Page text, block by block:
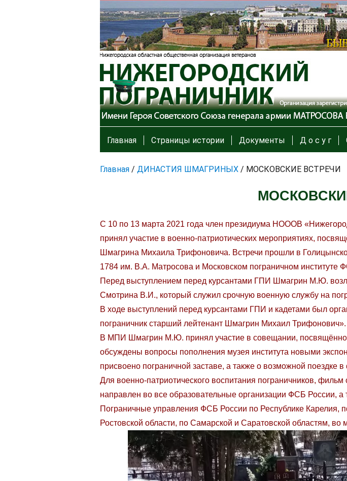
Главная Страницы истории Документы Д о с у г
Главная / ДИНАСТИЯ ШМАГРИНЫХ / МОСКОВСКИЕ ВСТРЕЧИ
С 10 по 13 марта 2021 года член президиума НОООВ
принял участие в военно-патриотических мероприятиях,
Шмагрина Михаила Трифоновича. Встречи прошли в
1784 им. В.А. Матросова и Московском пограничном институте
Перед выступлением перед курсантами ГПИ Шмагрин М.Ю.
Смотрина В.И., который служил срочную военную службу на
В ходе выступлений перед курсантами ГПИ и кадетами был
пограничник старший лейтенант Шмагрин Михаил Трифонович».
В МПИ Шмагрин М.Ю. принял участие в совещании,
обсуждены вопросы пополнения музея института новыми
присвоено пограничной заставе, а также о возможной поездке
Для военно-патриотического воспитания пограничников,
направлен во все образовательные организации ФСБ России,
Пограничные управления ФСБ России по Республике Карелия,
Ростовской области, по Самарской и Саратовской областям, во